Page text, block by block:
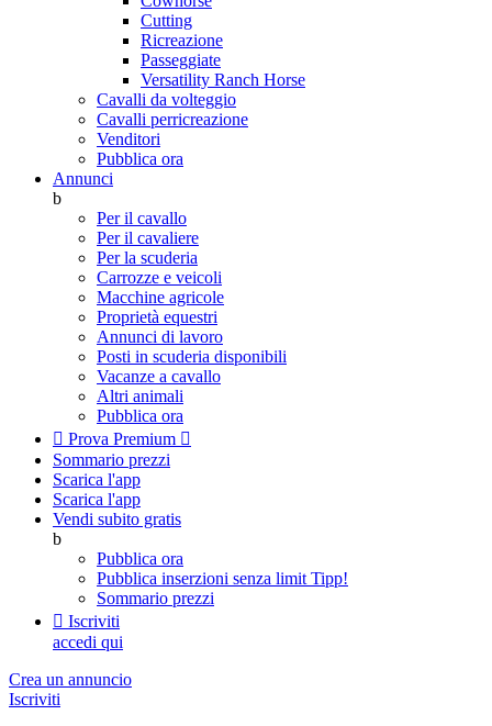
Cutting
Ricreazione
Passeggiate
Versatility Ranch Horse
Cavalli da volteggio
Cavalli perricreazione
Venditori
Pubblica ora
Annunci
b
Per il cavallo
Per il cavaliere
Per la scuderia
Carrozze e veicoli
Macchine agricole
Proprietà equestri
Annunci di lavoro
Posti in scuderia disponibili
Vacanze a cavallo
Altri animali
Pubblica ora
 Prova Premium 
Sommario prezzi
Scarica l'app
Scarica l'app
Vendi subito gratis
b
Pubblica ora
Pubblica inserzioni senza limit Tipp!
Sommario prezzi
 Iscriviti
accedi qui
Crea un annuncio
Iscriviti